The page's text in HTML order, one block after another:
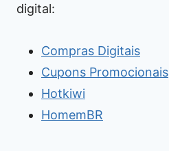
digital:
Compras Digitais
Cupons Promocionais
Hotkiwi
HomemBR